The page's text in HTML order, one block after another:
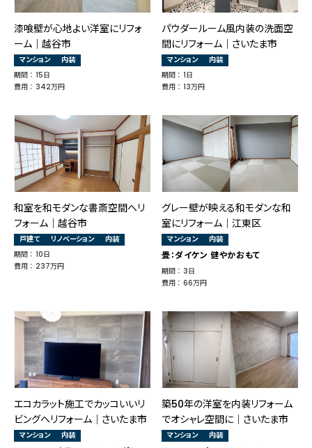
漆喰壁が心地よい洋室にリフォ
ーム｜越谷市
マンション
内装
期間 ： 15日
費用 ： 342万円
パウダールーム風内装の洗面空
間にリフォーム｜さいたま市
マンション
内装
期間 ： 1日
費用 ： 13万円
和室を和モダンな書斎空間へリ
フォーム｜越谷市
戸建て リノベーション
内装
期間 ： 10日
費用 ： 237万円
グレー壁が映える和モダンな和
室にリフォーム｜江東区
マンション 内装
畳：ダイケン 健やかおもて
期間 ： 3日
費用 ： 66万円
エコカラット施工でカッコいいリ
ビングへリフォーム｜さいたま市
マンション 内装
築50年の洋室を内装リフォーム
でオシャレ空間に│さいたま市
マンション 内装